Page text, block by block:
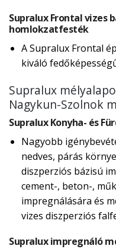
Supralux Frontal vizes
homlokzatfesték
A Supralux Frontal
kiváló
Supralux
Nagykun-Szolnok
Supralux Konyha- és
Nagyobb
nedves, párás
diszperziós bázisú
cement-, beton-,
impregnálására és
vizes diszperziós
Supralux impregnáló